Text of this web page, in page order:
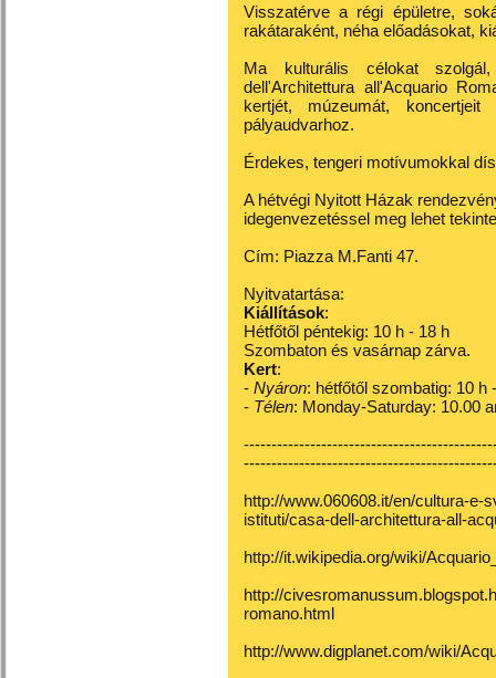
Visszatérve a régi épületre,
rakátaraként, néha előadásokat,
Ma kulturális célokat
dell'Architettura all'Acquario
kertjét, múzeumát,
pályaudvarhoz.
Érdekes, tengeri motívumokkal
A hétvégi Nyitott Házak
idegenvezetéssel meg lehet
Cím: Piazza M.Fanti 47.
Nyitvatartása:
Kiállítások:
Hétfőtől péntekig: 10 h - 18 h
Szombaton és vasárnap zárva.
Kert:
- Nyáron: hétfőtől szombatig: 10 h
- Télen: Monday-Saturday: 10.00
http://www.060608.it/en/cultura-e-
istituti/casa-dell-architettura-all-
http://it.wikipedia.org/wiki/
http://
romano.html
http://www.digplanet.com/wiki/